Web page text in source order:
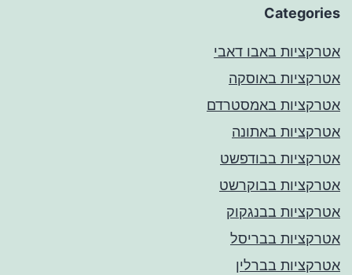
Categories
אטרקציות באבו דאבי
אטרקציות באוסקה
אטרקציות באמסטרדם
אטרקציות באתונה
אטרקציות בבודפשט
אטרקציות בבוקרשט
אטרקציות בבנגקוק
אטרקציות בבריסל
אטרקציות בברלין